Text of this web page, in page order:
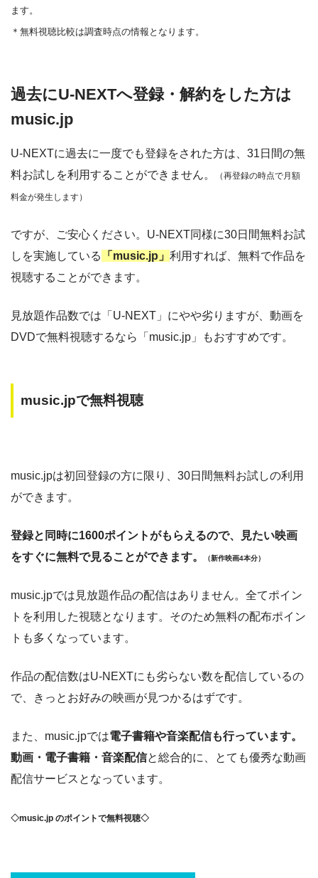
ます。
＊無料視聴比較は調査時点の情報となります。
過去にU-NEXTへ登録・解約をした方は
music.jp
U-NEXTに過去に一度でも登録をされた方は、31日間の無
料お試しを利用することができません。
（再登録の時点で月額
料金が発生します）
ですが、ご安心ください。U-NEXT同様に30日間無料お試
しを実施している
「music.jp」 利用すれば、無料で作品を
視聴することができます。
見放題作品数では「U-NEXT」にやや劣りますが、動画を
DVDで無料視聴するなら「music.jp」もおすすめです。
music.jpで無料視聴
music.jpは初回登録の方に限り、30日間無料お試しの利用
ができます。
登録と同時に1600ポイントがもらえるので、見たい映画
をすぐに無料で見ることができます。
（新作映画4本分）
music.jpでは見放題作品の配信はありません。全てポイン
トを利用した視聴となります。そのため無料の配布ポイン
トも多くなっています。
作品の配信数はU-NEXTにも劣らない数を配信しているの
で、きっとお好みの映画が見つかるはずです。
また、music.jpでは電子書籍や音楽配信も行っています。
動画・電子書籍・音楽配信と総合的に、とても優秀な動画
配信サービスとなっています。
◇music.jp のポイントで無料視聴◇